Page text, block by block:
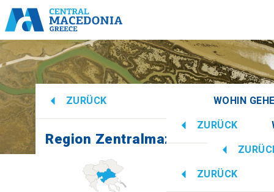
ZURÜCK WOHIN
Region Zentralmazedonien
ZURÜCK
ZURÜCK